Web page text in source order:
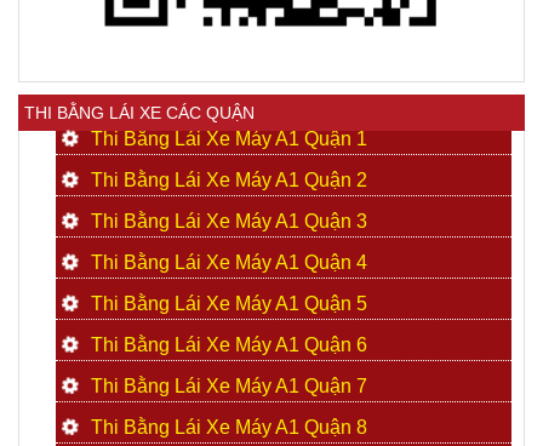
THI BẰNG LÁI XE CÁC QUẬN
Thi Bằng Lái Xe Máy A1 Quận 1
Thi Bằng Lái Xe Máy A1 Quận 2
Thi Bằng Lái Xe Máy A1 Quận 3
Thi Bằng Lái Xe Máy A1 Quận 4
Thi Bằng Lái Xe Máy A1 Quận 5
Thi Bằng Lái Xe Máy A1 Quận 6
Thi Bằng Lái Xe Máy A1 Quận 7
Thi Bằng Lái Xe Máy A1 Quận 8